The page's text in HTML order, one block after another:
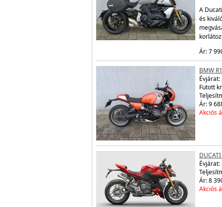
A
és
Ár: 7
BMW
Évjárat:
Futott
Ár: 9
Akciós
DUCATI
Évjárat:
Ár: 8
Akciós